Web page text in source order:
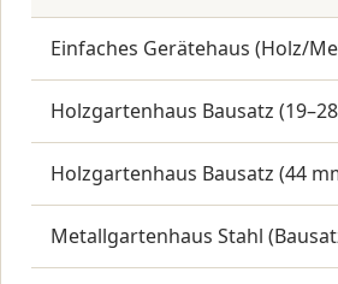
Einfaches Gerätehaus (Holz/
Holzgartenhaus Bausatz
Holzgartenhaus Bausatz (44
Metallgartenhaus Stahl